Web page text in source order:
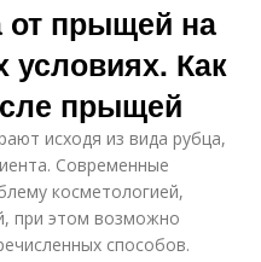
от прыщей на
Как
прыщей
исходя из вида рубца,
Современные
косметологией,
при этом возможно
способов.